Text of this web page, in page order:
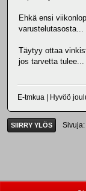
Ehkä ensi
varustelutasosta...
Täytyy ottaa
jos tarvetta tulee...
E-tmkua | Hyvöö
SIIRRY YLÖS Sivuja